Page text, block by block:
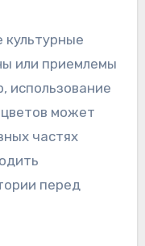
культурные
или приемлемы
использование
может
частях
перед